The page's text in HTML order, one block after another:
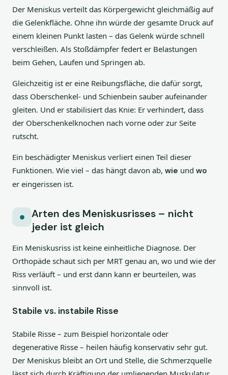
Der Meniskus verteilt das Körpergewicht gleichmäßig auf
die Gelenkfläche. Ohne ihn würde der gesamte Druck auf
einem kleinen Punkt lasten – das Gelenk würde schnell
verschleißen. Als Stoßdämpfer federt er Belastungen
beim Gehen, Laufen und Springen ab.
Gleichzeitig ist er eine Reibungsfläche, die dafür sorgt,
dass Oberschenkel- und Schienbein sauber aufeinander
gleiten. Und er stabilisiert das Knie: Er verhindert, dass
der Oberschenkelknochen nach vorne oder zur Seite
rutscht.
Ein beschädigter Meniskus verliert einen Teil dieser
Funktionen. Wie viel – das hängt davon ab, wie und wo
er eingerissen ist.
Arten des Meniskusrisses – nicht
jeder ist gleich
Ein Meniskusriss ist keine einheitliche Diagnose. Der
Orthopäde schaut sich per MRT genau an, wo und wie der
Riss verläuft – und erst dann kann er beurteilen, was
sinnvoll ist.
Stabile vs. instabile Risse
Stabile Risse – zum Beispiel horizontale oder
degenerative Risse – heilen häufig konservativ sehr gut.
Der Meniskus bleibt an Ort und Stelle, die Schmerzquelle